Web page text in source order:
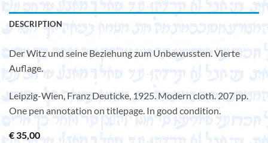
DESCRIPTION
Der Witz und seine Beziehung zum Unbewussten. Vierte
Auflage.
Leipzig-Wien, Franz Deuticke, 1925. Modern cloth. 207 pp.
One pen annotation on titlepage. In good condition.
€35,00